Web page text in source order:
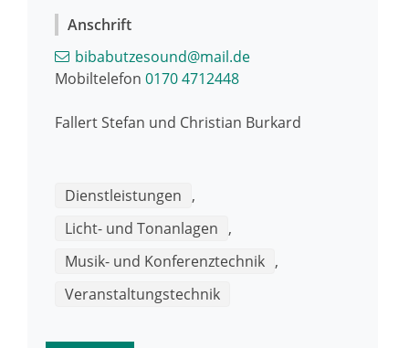
Anschrift
bibabutzesound@mail.de
Mobiltelefon 0170 4712448
Fallert Stefan und Christian Burkard
Dienstleistungen ,
Licht- und Tonanlagen ,
Musik- und Konferenztechnik ,
Veranstaltungstechnik